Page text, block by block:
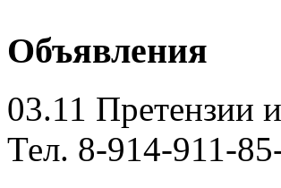
Объявления
03.11 Претензии
Тел. 8-914-911-